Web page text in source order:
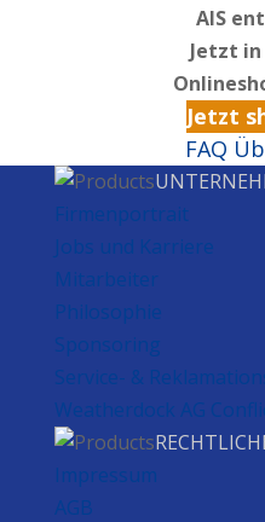
AIS
Jetzt
Jetzt
FAQ
Firmenportrait
Jobs und Karriere
Mitarbeiter
Philosophie
Sponsoring
Service- &
Weatherdock AG
Impressum
AGB